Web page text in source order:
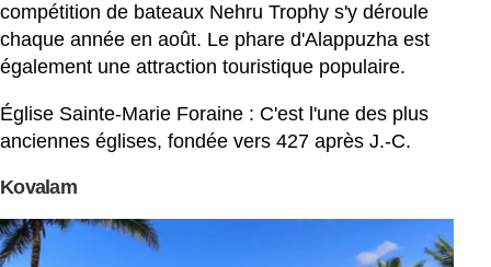
compétition de bateaux Nehru Trophy s'y déroule
chaque année en août. Le phare d'Alappuzha est
également une attraction touristique populaire.
Église Sainte-Marie Foraine : C'est l'une des plus
anciennes églises, fondée vers 427 après J.-C.
Kovalam